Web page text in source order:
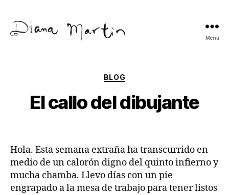
Menu
Categories
BLOG
El callo del dibujante
Hola. Esta semana extraña ha transcurrido en
medio de un calorón digno del quinto infierno y
mucha chamba. Llevo días con un pie
engrapado a la mesa de trabajo para tener listos